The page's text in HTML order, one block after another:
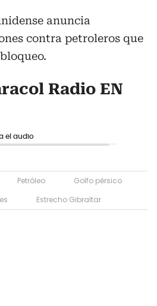
anuncia
contra petroleros que
Radio EN
el audio
Petróleo
Golfo pérsico
Estrecho Gibraltar